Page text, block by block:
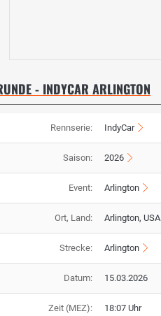
- INDYCAR ARLINGTON
Rennserie: IndyCar
Saison: 2026
Event: Arlington
Ort, Land: Arlington, USA
Strecke: Arlington
Datum: 15.03.2026
Zeit (MEZ): 18:07 Uhr